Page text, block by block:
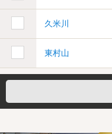
久米川
東村山